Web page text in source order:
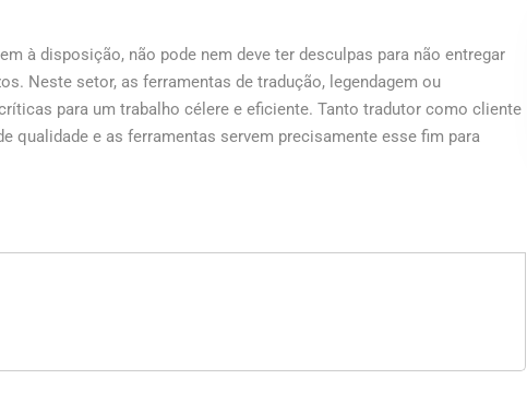
à disposição, não pode nem deve ter desculpas para não entregar
Neste setor, as ferramentas de tradução, legendagem ou
para um trabalho célere e eficiente. Tanto tradutor como cliente
qualidade e as ferramentas servem precisamente esse fim para